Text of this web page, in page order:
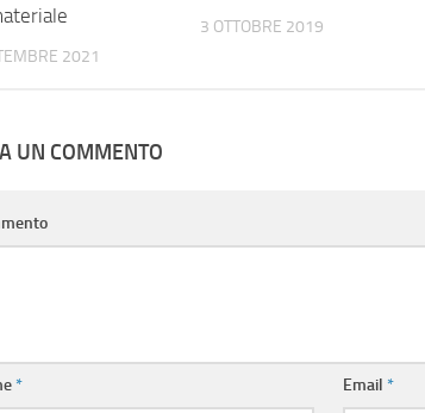
2021
3 OTTOBRE 2019
UN COMMENTO
* Email*